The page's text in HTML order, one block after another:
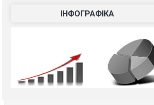
ІНФОГРАФІКА